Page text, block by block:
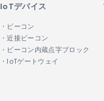
IoTデバイス
・ビーコン
・近接ビーコン
・ビーコン内蔵点字ブロック
・IoTゲートウェイ